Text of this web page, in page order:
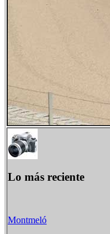
Lo más reciente
Montmeló